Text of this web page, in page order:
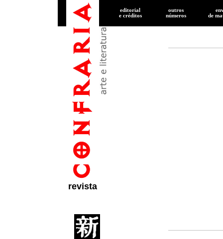
revista
editorial
e créditos
outros
números
de